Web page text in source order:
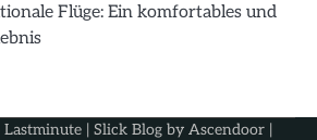
Flüge: Ein komfortables und
Lastminute| Slick Blog by Ascendoor|